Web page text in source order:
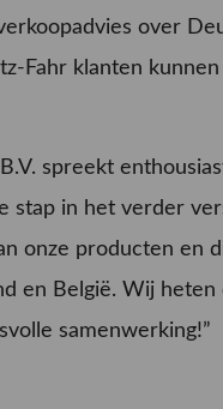
over
Fahr klanten
spreekt
stap in het verder
onze producten en
en België. Wij heten
samenwerking!”